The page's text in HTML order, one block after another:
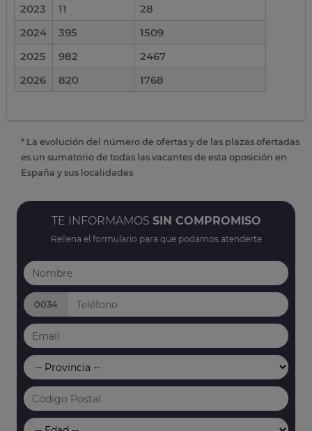
2023
11
28
2024
395
1509
2025
982
2467
2026
820 1768
* La evolución del número de ofertas y de las plazas ofertadas
es un sumatorio de todas las vacantes de esta oposición en
España y sus localidades
TE INFORMAMOS SIN COMPROMISO
Rellena el formulario para que podamos atenderte
0034